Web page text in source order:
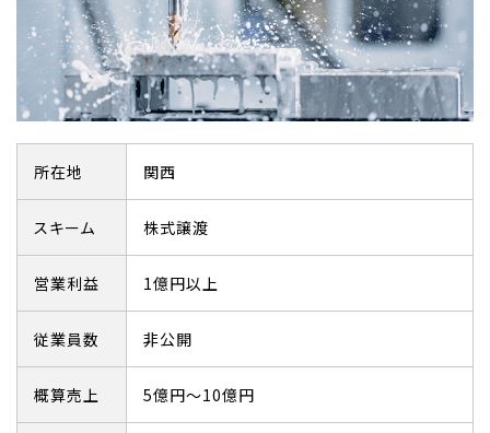
所在地 関西
スキーム 株式譲渡
営業利益 1億円以上
従業員数 非公開
概算売上 5億円～10億円